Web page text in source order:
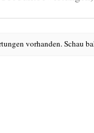
vorhanden. Schau